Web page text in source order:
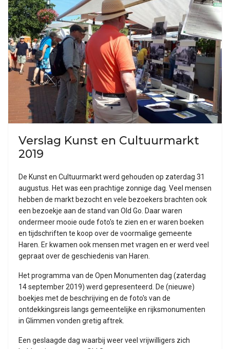
Verslag Kunst en Cultuurmarkt
2019
De Kunst en Cultuurmarkt werd gehouden op zaterdag 31
augustus. Het was een prachtige zonnige dag. Veel mensen
hebben de markt bezocht en vele bezoekers brachten ook
een bezoekje aan de stand van Old Go. Daar waren
ondermeer mooie oude foto's te zien en er waren boeken
en tijdschriften te koop over de voormalige gemeente
Haren. Er kwamen ook mensen met vragen en er werd veel
gepraat over de geschiedenis van Haren.
Het programma van de Open Monumenten dag (zaterdag
14 september 2019) werd gepresenteerd. De (nieuwe)
boekjes met de beschrijving en de foto's van de
ontdekkingsreis langs gemeentelijke en rijksmonumenten
in Glimmen vonden gretig aftrek.
Een geslaagde dag waarbij weer veel vrijwilligers zich